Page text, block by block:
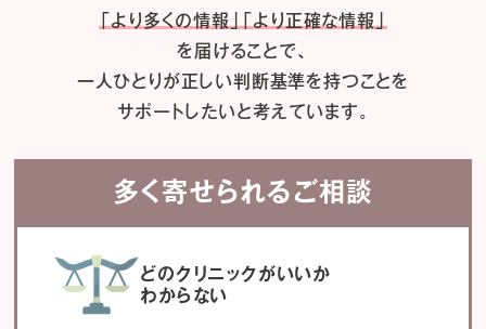
「より多くの情報」「より正確な情報」
を届けることで、
一人ひとりが正しい判断基準を持つことを
サポートしたいと考えています。
多く寄せられるご相談
どのクリニックがいいか
わからない